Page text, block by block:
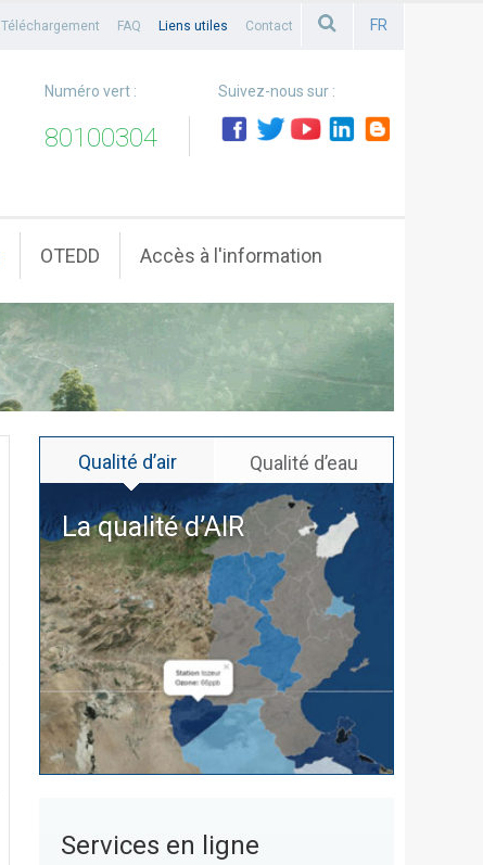
Téléchargement FAQ Liens utiles Contact FR
Numéro vert :
80100304
Suivez-nous sur :
OTEDD Accès à l'information
Qualité d’air Qualité d’eau
La qualité d’AIR
Services en ligne